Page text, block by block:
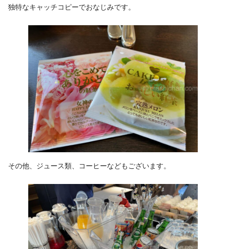
独特なキャッチコピーでおなじみです。
その他、ジュース類、コーヒーなどもございます。